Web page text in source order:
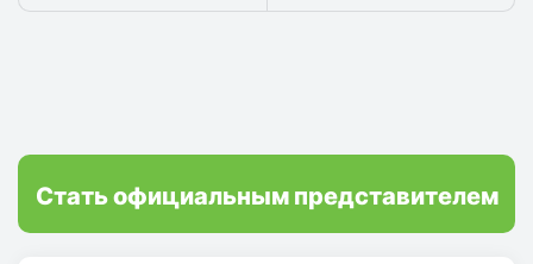
Стать официальным представителем